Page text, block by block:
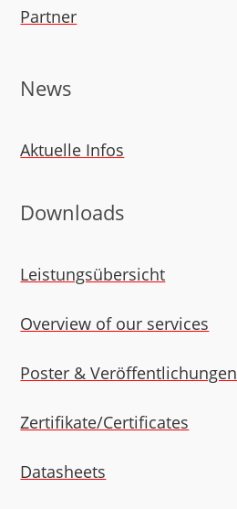
Partner
News
Aktuelle Infos
Downloads
Leistungsübersicht
Overview of our services
Poster & Veröffent­lichungen
Zertifikate/Certi­ficates
Datasheets